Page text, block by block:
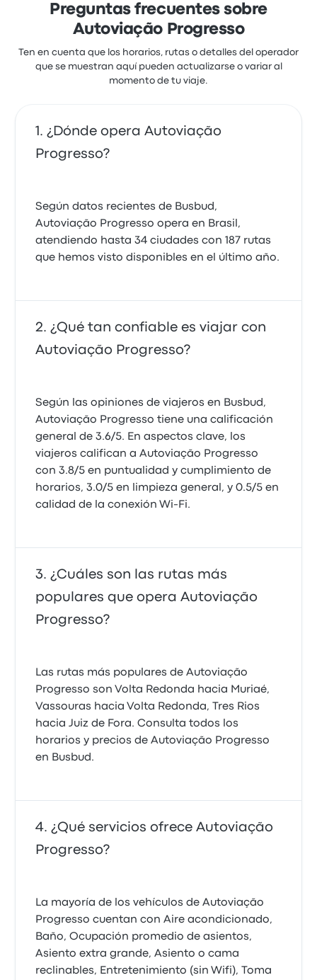
Preguntas frecuentes sobre
Autoviação Progresso
Ten en cuenta que los horarios, rutas o detalles del operador
que se muestran aquí pueden actualizarse o variar al
momento de tu viaje.
¿Dónde opera Autoviação
Progresso?
Según datos recientes de Busbud,
Autoviação Progresso opera en Brasil,
atendiendo hasta 34 ciudades con 187 rutas
que hemos visto disponibles en el último año.
¿Qué tan confiable es viajar con
Autoviação Progresso?
Según las opiniones de viajeros en Busbud,
Autoviação Progresso tiene una calificación
general de 3.6/5. En aspectos clave, los
viajeros califican a Autoviação Progresso
con 3.8/5 en puntualidad y cumplimiento de
horarios, 3.0/5 en limpieza general, y 0.5/5 en
calidad de la conexión Wi‑Fi.
¿Cuáles son las rutas más
populares que opera Autoviação
Progresso?
Las rutas más populares de Autoviação
Progresso son Volta Redonda hacia Muriaé,
Vassouras hacia Volta Redonda, Tres Rios
hacia Juiz de Fora. Consulta todos los
horarios y precios de Autoviação Progresso
en Busbud.
¿Qué servicios ofrece Autoviação
Progresso?
La mayoría de los vehículos de Autoviação
Progresso cuentan con Aire acondicionado,
Baño, Ocupación promedio de asientos,
Asiento extra grande, Asiento o cama
reclinables, Entretenimiento (sin Wifi), Toma